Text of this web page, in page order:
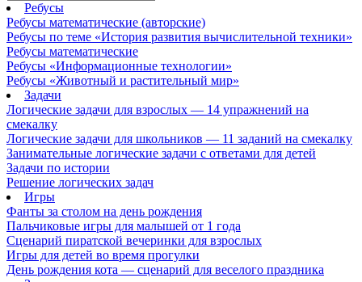
Ребусы
Ребусы математические (авторские)
Ребусы по теме «История развития вычислительной техники»
Ребусы математические
Ребусы «Информационные технологии»
Ребусы «Животный и растительный мир»
Задачи
Логические задачи для взрослых — 14 упражнений на
смекалку
Логические задачи для школьников — 11 заданий на смекалку
Занимательные логические задачи с ответами для детей
Задачи по истории
Решение логических задач
Игры
Фанты за столом на день рождения
Пальчиковые игры для малышей от 1 года
Сценарий пиратской вечеринки для взрослых
Игры для детей во время прогулки
День рождения кота — сценарий для веселого праздника